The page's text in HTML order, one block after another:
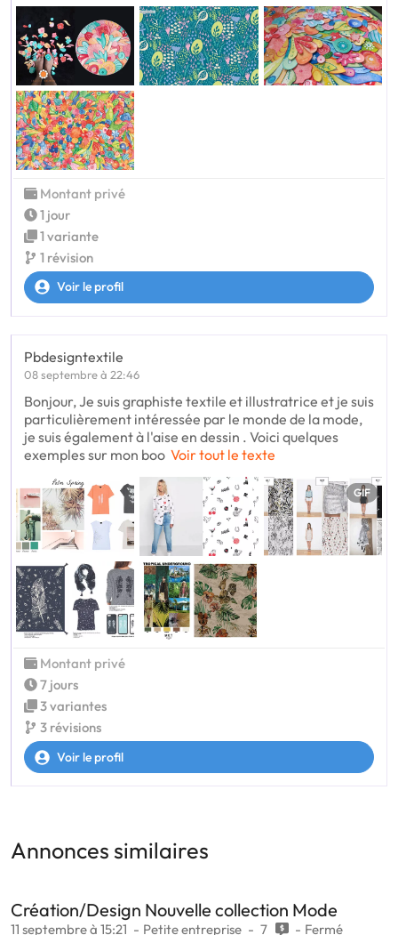
Montant privé
1 jour
1 variante
1 révision
Voir le profil
Pbdesigntextile
08 septembre à 22:46
Bonjour, Je suis graphiste textile et illustratrice et je suis
particulièrement intéressée par le monde de la mode,
je suis également à l'aise en dessin . Voici quelques
exemples sur mon boo Voir tout le texte
GIF
Montant privé
7 jours
3 variantes
3 révisions
Voir le profil
Annonces similaires
Création/Design Nouvelle collection Mode
11 septembre à 15:21 Petite entreprise 7 Fermé